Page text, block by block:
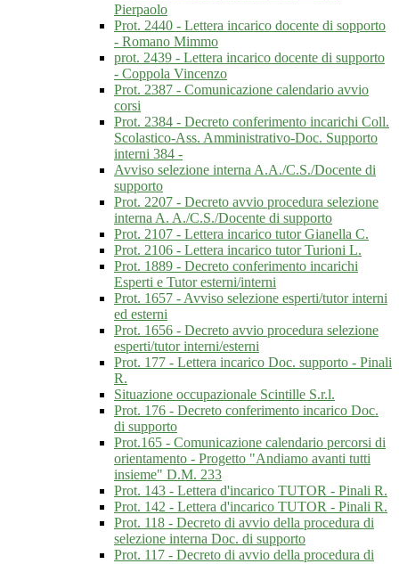
Pierpaolo
Prot. 2440 - Lettera incarico docente di sopporto
- Romano Mimmo
prot. 2439 - Lettera incarico docente di supporto
- Coppola Vincenzo
Prot. 2387 - Comunicazione calendario avvio
corsi
Prot. 2384 - Decreto conferimento incarichi Coll.
Scolastico-Ass. Amministrativo-Doc. Supporto
interni 384 -
Avviso selezione interna A.A./C.S./Docente di
supporto
Prot. 2207 - Decreto avvio procedura selezione
interna A. A./C.S./Docente di supporto
Prot. 2107 - Lettera incarico tutor Gianella C.
Prot. 2106 - Lettera incarico tutor Turioni L.
Prot. 1889 - Decreto conferimento incarichi
Esperti e Tutor esterni/interni
Prot. 1657 - Avviso selezione esperti/tutor interni
ed esterni
Prot. 1656 - Decreto avvio procedura selezione
esperti/tutor interni/esterni
Prot. 177 - Lettera incarico Doc. supporto - Pinali
R.
Situazione occupazionale Scintille S.r.l.
Prot. 176 - Decreto conferimento incarico Doc.
di supporto
Prot.165 - Comunicazione calendario percorsi di
orientamento - Progetto "Andiamo avanti tutti
insieme" D.M. 233
Prot. 143 - Lettera d'incarico TUTOR - Pinali R.
Prot. 142 - Lettera d'incarico TUTOR - Pinali R.
Prot. 118 - Decreto di avvio della procedura di
selezione interna Doc. di supporto
Prot. 117 - Decreto di avvio della procedura di